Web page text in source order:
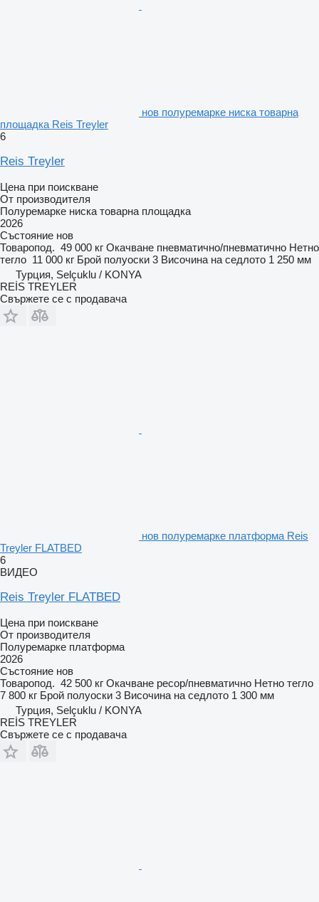
нов полуремарке ниска товарна
площадка Reis Treyler
6
Reis Treyler
Цена при поискване
От производителя
Полуремарке ниска товарна площадка
2026
Състояние нов
Товаропод. 49 000 кг Окачване пневматично/пневматично Нетно
тегло 11 000 кг Брой полуоски 3 Височина на седлото 1 250 мм
Турция, Selçuklu / KONYA
REİS TREYLER
Свържете се с продавача
нов полуремарке платформа Reis
Treyler FLATBED
6
ВИДЕО
Reis Treyler FLATBED
Цена при поискване
От производителя
Полуремарке платформа
2026
Състояние нов
Товаропод. 42 500 кг Окачване ресор/пневматично Нетно тегло
7 800 кг Брой полуоски 3 Височина на седлото 1 300 мм
Турция, Selçuklu / KONYA
REİS TREYLER
Свържете се с продавача